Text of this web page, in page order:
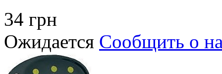
34 грн
Ожидается Сообщить о